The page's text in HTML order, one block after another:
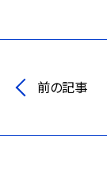
前の記事